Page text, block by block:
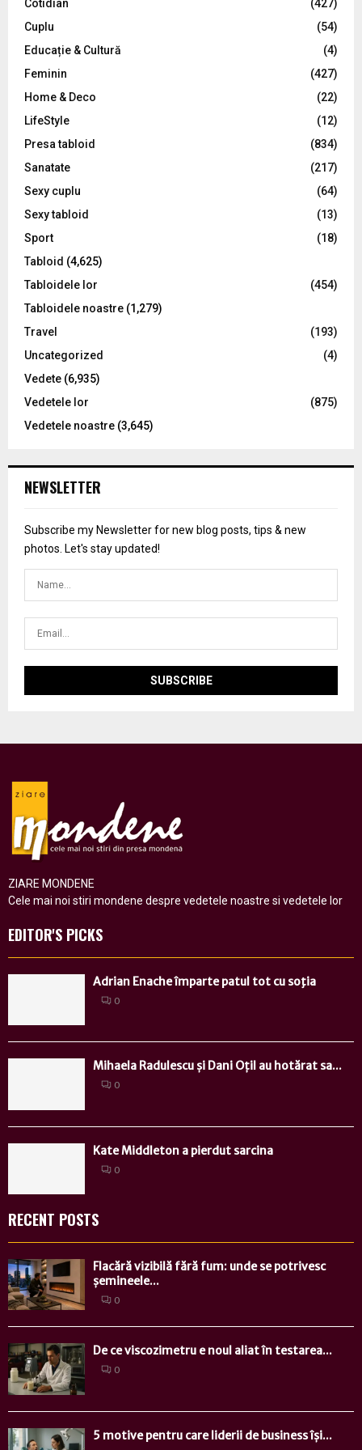
:
C
Cotidian
(427)
Cuplu
(54)
Educație & Cultură
(4)
Feminin
(427)
Home & Deco
(22)
LifeStyle
(12)
Presa tabloid
(834)
Sanatate
(217)
Sexy cuplu
(64)
Sexy tabloid
(13)
Sport
(18)
Tabloid (4,625)
Tabloidele lor
(454)
Tabloidele noastre (1,279)
Travel
(193)
Uncategorized
(4)
Vedete (6,935)
Vedetele lor
(875)
Vedetele noastre (3,645)
NEWSLETTER
Subscribe my Newsletter for new blog posts, tips & new
photos. Let's stay updated!
ZIARE MONDENE
Cele mai noi stiri mondene despre vedetele noastre si vedetele lor
EDITOR'S PICKS
Adrian Enache împarte patul tot cu soţia
0
Mihaela Radulescu și Dani Oțil au hotărat sa...
0
Kate Middleton a pierdut sarcina
0
RECENT POSTS
Flacără vizibilă fără fum: unde se potrivesc
șemineele...
0
De ce viscozimetru e noul aliat în testarea...
0
5 motive pentru care liderii de business își...